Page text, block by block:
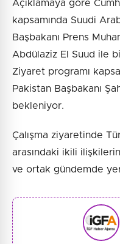
Açıklamaya göre
kapsamında Suudi
Başbakanı Prens
Abdülaziz El Suud ile
Ziyaret programı
Pakistan Başbakanı
bekleniyor.
Çalışma ziyaretinde
arasındaki ikili
ve ortak gündemde